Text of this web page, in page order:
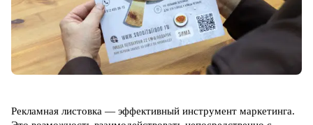
Рекламная листовка — эффективный инструмент маркетинга.